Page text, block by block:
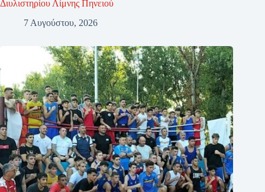
Διυλιστηρίου Λίμνης Πηνειού
7 Αυγούστου, 2026